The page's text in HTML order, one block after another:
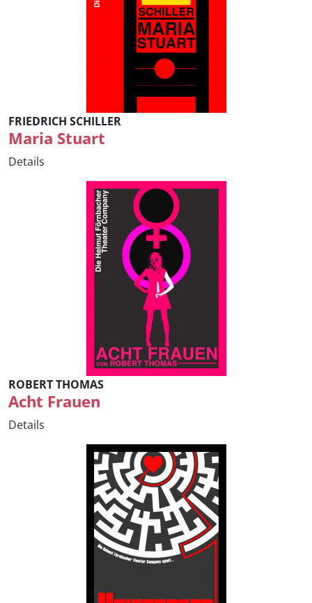
FRIEDRICH SCHILLER
Maria Stuart
Details
ROBERT THOMAS
Acht Frauen
Details